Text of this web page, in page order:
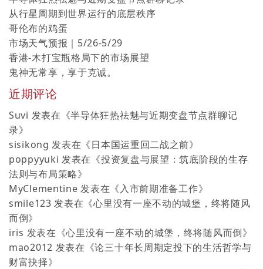
从行星周期到世界运行的底层秩序
哥伦布的鸡蛋
市场天气预报｜5/26-5/29
香港-木打宝瓶格局下的市场展望
鬼神无常享，享于克诚。
近期评论
Suvi 发表在《半导体狂热祛魅与近期变盘节点群聊记
录》
sisikong 发表在《日本国运重回二战之前》
poppyyuki 发表在《投资复盘与展望：筑底阶段的生存
法则与布局策略》
MyClementine 发表在《入市前期准备工作》
smile123 发表在《心里没有一座不动的城堡，终将随风
而倒》
iris 发表在《心里没有一座不动的城堡，终将随风而倒》
mao2012 发表在《论三十年长周期定投下的生活哲学与
财富抉择》